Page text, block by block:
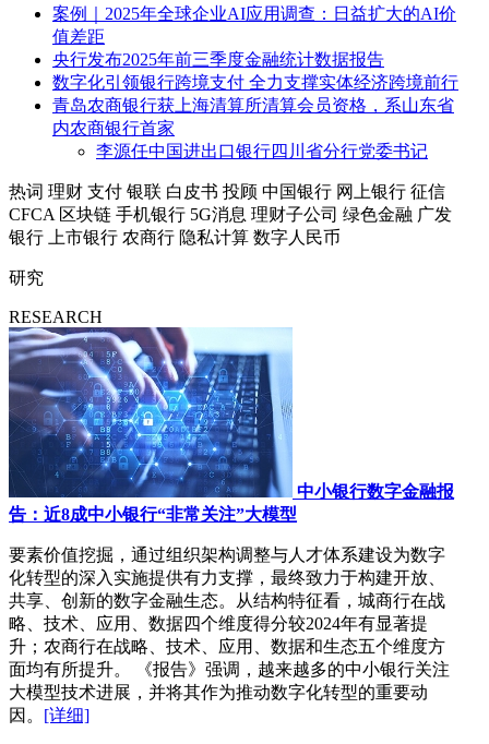
案例｜2025年全球企业AI应用调查：日益扩大的AI价
值差距
央行发布2025年前三季度金融统计数据报告
数字化引领银行跨境支付 全力支撑实体经济跨境前行
青岛农商银行获上海清算所清算会员资格，系山东省
内农商银行首家
李源任中国进出口银行四川省分行党委书记
热词 理财 支付 银联 白皮书 投顾 中国银行 网上银行 征信
CFCA 区块链 手机银行 5G消息 理财子公司 绿色金融 广发
银行
上市银行 农商行 隐私计算 数字人民币
研究
RESEARCH
中小银行数字金融报
告：近8成中小银行“非常关注”大模型
要素价值挖掘，通过组织架构调整与人才体系建设为数字
化转型的深入实施提供有力支撑，最终致力于构建开放、
共享、创新的数字金融生态。从结构特征看，城商行在战
略、技术、应用、数据四个维度得分较2024年有显著提
升；农商行在战略、技术、应用、数据和生态五个维度方
面均有所提升。 《报告》强调，越来越多的中小银行关注
大模型技术进展，并将其作为推动数字化转型的重要动
因。 [详细]